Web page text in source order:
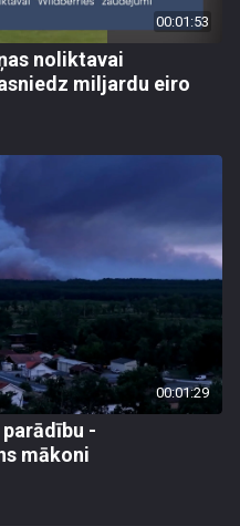
00:01:53
noliktavai
miljardu eiro
00:01:29
-
mākoni